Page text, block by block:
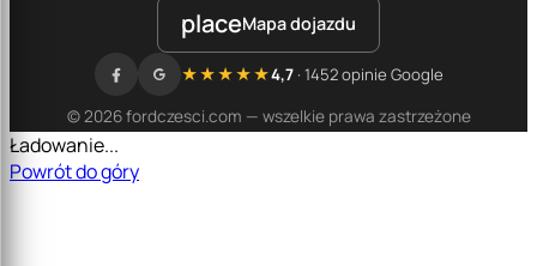
placeMapa dojazdu
© 2026 fordczesci.com — wszelkie prawa zastrzeżone
★★★★★4,7· 1452 opinie Google
Ładowanie...
Powrót do góry